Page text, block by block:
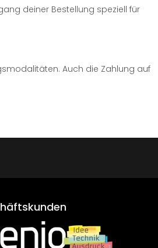
deiner Bestellung speziell für
Auch die Zahlung auf